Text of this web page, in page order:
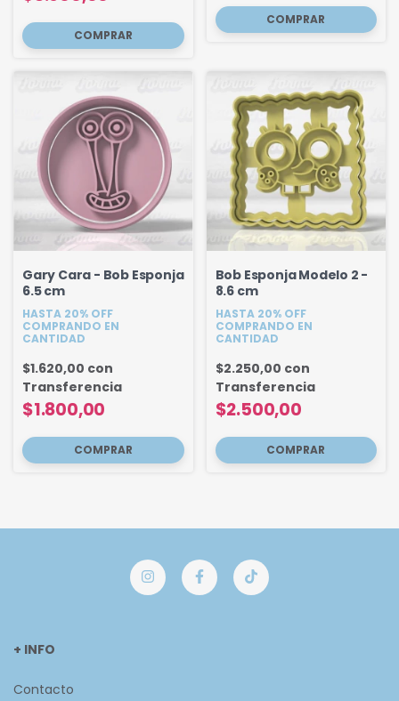
Gary Cara - Bob Esponja
6.5 cm
HASTA 20% OFF
COMPRANDO EN
CANTIDAD
$1.800,00
$1.620,00 con
Transferencia
Bob Esponja Modelo 2 -
8.6 cm
HASTA 20% OFF
COMPRANDO EN
CANTIDAD
$2.500,00
$2.250,00 con
Transferencia
+ INFO
Contacto